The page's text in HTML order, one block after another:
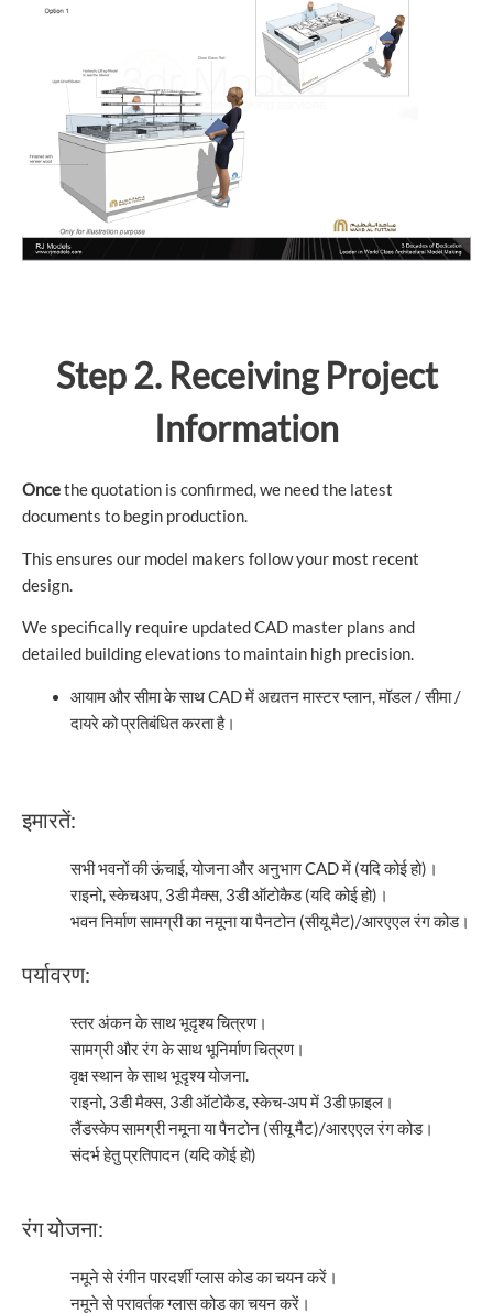
Step 2. Receiving Project
Information
Oncethe quotation is confirmed, we need the latest
documents to begin production.
This ensures our model makers follow your most recent
design.
We specifically require updated CAD master plans and
detailed building elevations to maintain high precision.
आयाम और सीमा के साथ CAD में अद्यतन मास्टर प्लान, मॉडल / सीमा /
दायरे को प्रतिबंधित करता है।
इमारतें:
सभी भवनों की ऊंचाई, योजना और अनुभाग CAD में (यदि कोई हो)।
राइनो, स्केचअप, 3डी मैक्स, 3डी ऑटोकैड (यदि कोई हो)।
भवन निर्माण सामग्री का नमूना या पैनटोन (सीयू मैट)/आरएएल रंग कोड।
पर्यावरण:
स्तर अंकन के साथ भूदृश्य चित्रण।
सामग्री और रंग के साथ भूनिर्माण चित्रण।
वृक्ष स्थान के साथ भूदृश्य योजना.
राइनो, 3डी मैक्स, 3डी ऑटोकैड, स्केच-अप में 3डी फ़ाइल।
लैंडस्केप सामग्री नमूना या पैनटोन (सीयू मैट)/आरएएल रंग कोड।
संदर्भ हेतु प्रतिपादन (यदि कोई हो)
रंग योजना:
नमूने से रंगीन पारदर्शी ग्लास कोड का चयन करें।
नमूने से परावर्तक ग्लास कोड का चयन करें।